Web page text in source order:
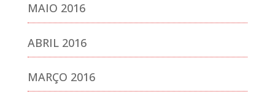
MAIO 2016
ABRIL 2016
MARÇO 2016